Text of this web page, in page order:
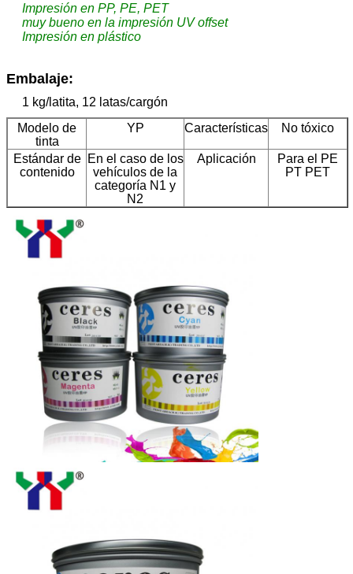
Impresión en PP, PE, PET
muy bueno en la impresión UV offset
Impresión en plástico
Embalaje:
1 kg/latita, 12 latas/cargón
Modelo de
tinta
YP Características No tóxico
Estándar de
contenido
En el caso de los
vehículos de la
categoría N1 y
N2
Aplicación
Para el PE
PT PET